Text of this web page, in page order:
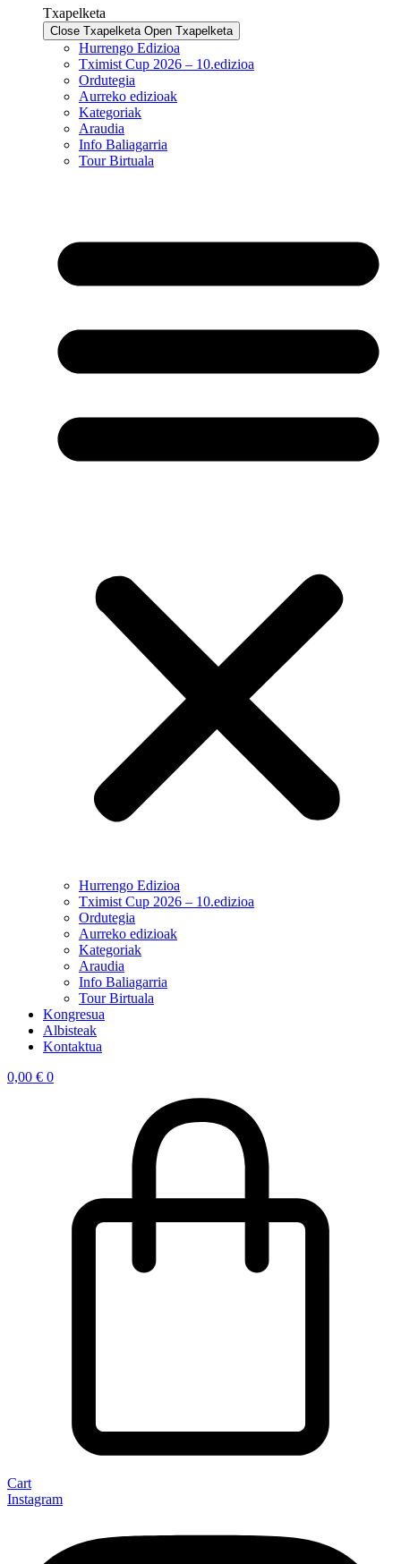
Txapelketa
Close Txapelketa Open Txapelketa
Hurrengo Edizioa
Tximist Cup 2026 – 10.edizioa
Ordutegia
Aurreko edizioak
Kategoriak
Araudia
Info Baliagarria
Tour Birtuala
Hurrengo Edizioa
Tximist Cup 2026 – 10.edizioa
Ordutegia
Aurreko edizioak
Kategoriak
Araudia
Info Baliagarria
Tour Birtuala
Kongresua
Albisteak
Kontaktua
0,00 € 0
Cart
Instagram